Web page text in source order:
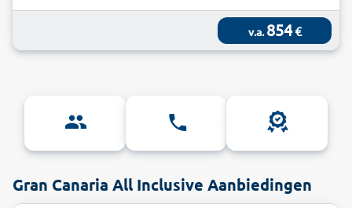
v.a.854€
Gran Canaria All Inclusive Aanbiedingen